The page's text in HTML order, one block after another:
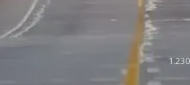
1.230